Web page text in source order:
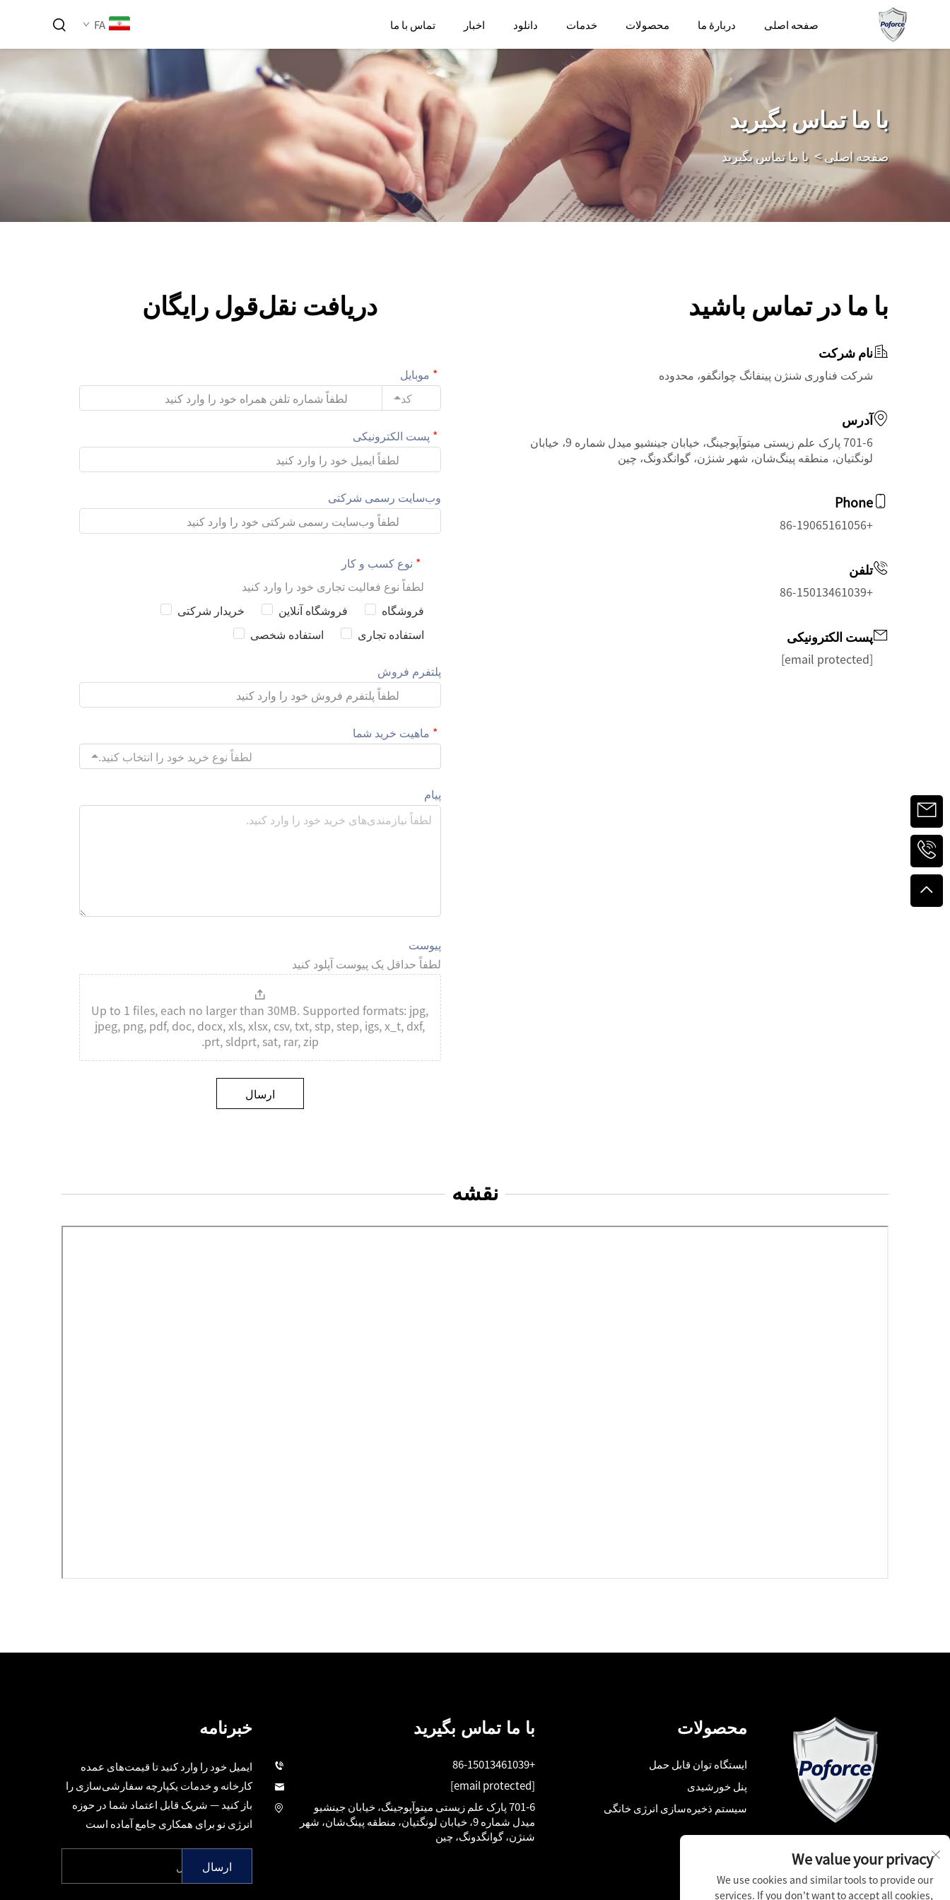
صفحه اصلی دربارهٔ ما محصولات خدمات دانلود اخبار تماس با ما FA
با ما تماس بگیرید
صفحه اصلی>با ما تماس بگیرید
با ما در تماس باشید
نام شرکت
شرکت فناوری شنژن پینفانگ چوانگفو، محدوده
آدرس
701-6 پارک علم زیستی میتوآپوجینگ، خیابان جینشیو میدل شماره 9، خیابان
لونگتیان، منطقه پینگ‌شان، شهر شنژن، گوانگدونگ، چین
Phone
+86-19065161056
تلفن
+86-15013461039
پست الکترونیکی
[email protected]
دریافت نقل‌قول رایگان
موبایل
کد
پست الکترونیکی
وب‌سایت رسمی شرکتی
نوع کسب و کار
لطفاً نوع فعالیت تجاری خود را وارد کنید
فروشگاه
فروشگاه آنلاین
خریدار شرکتی
استفاده تجاری
استفاده شخصی
پلتفرم فروش
ماهیت خرید شما
لطفاً نوع خرید خود را انتخاب کنید.
پیام
پیوست
لطفاً حداقل یک پیوست آپلود کنید
Up to 1 files, each no larger than 30MB. Supported formats: jpg,
jpeg, png, pdf, doc, docx, xls, xlsx, csv, txt, stp, step, igs, x_t, dxf,
prt, sldprt, sat, rar, zip.
ارسال
نقشه
محصولات
ایستگاه توان قابل حمل
پنل خورشیدی
سیستم ذخیره‌سازی انرژی خانگی
با ما تماس بگیرید
+86-15013461039
[email protected]
701-6 پارک علم زیستی میتوآپوجینگ، خیابان جینشیو
میدل شماره 9، خیابان لونگتیان، منطقه پینگ‌شان، شهر
شنژن، گوانگدونگ، چین
خبرنامه
ایمیل خود را وارد کنید تا قیمت‌های عمده
کارخانه و خدمات یکپارچه سفارشی‌سازی را
باز کنید — شریک قابل اعتماد شما در حوزه
انرژی نو برای همکاری جامع آماده است
ارسال We value your privacy
We use cookies and similar tools to provide our
services. If you don't want to accept all cookies,